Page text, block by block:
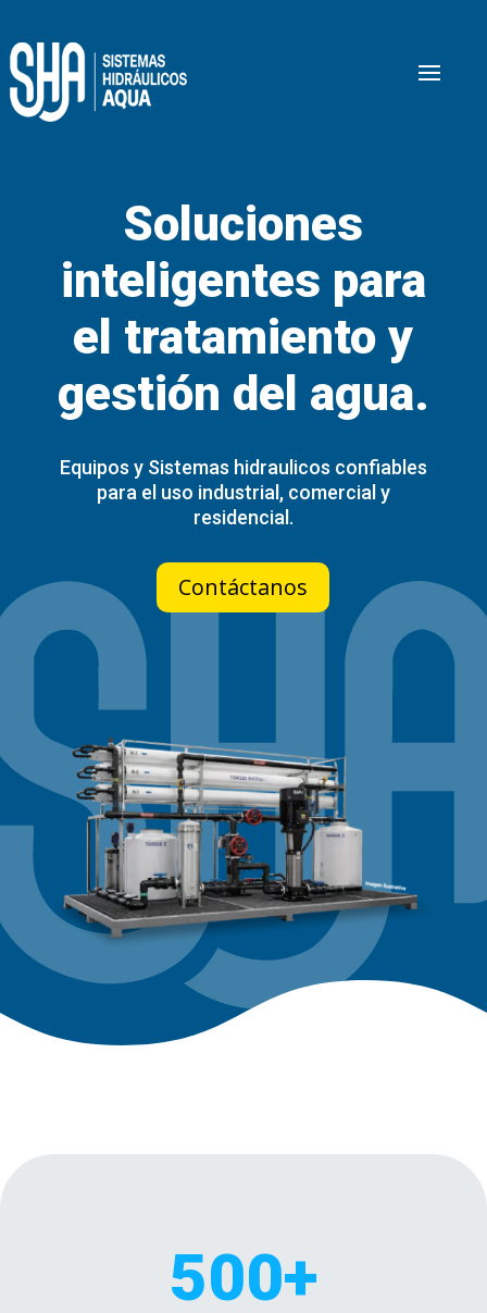
Soluciones
inteligentes para
el tratamiento y
gestión del agua.
Equipos y Sistemas hidraulicos confiables
para el uso industrial, comercial y
residencial.
Contáctanos
500+